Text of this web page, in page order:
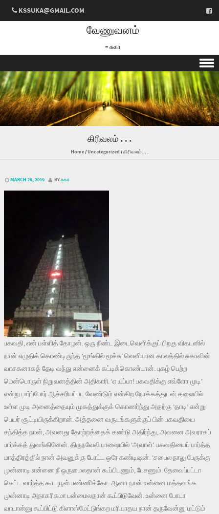
KSSUKA@GMAIL.COM
வேணுவனம்
– சுகா
Skip to content
கிரிவலம் . . .
Home/Uncategorized /கிரிவலம் . . .
MARCH 28, 2019 BYசுகா
பகவதி, என் பள்ளித் தோழன். ஒரு நீண்ட இடைவெளிக்குப் பிறகு விகடனில்
நான் எழுதிக் கொண்டிருந்த ‘மூங்கில் மூச்சு’ வெளியான காலத்தில் சுகாவின்
வாசகனாகத் தேடி வந்து என்னைக் கட்டிக்கொண்டான். புகழ் பெற்ற
மென்பொருள் நிறுவனத்தின் அதிகாரி. ‘ஏ யப்பா! பகவதிக்கு எவ்ளோ முடி’
என்று பார்ப்போர் ஆச்சரியப்பட வேண்டும் என்கிற நோக்கத்துடன் தலையில்
உள்ள முடி அனைத்தையும் முகத்துக்குக் கொணர்ந்து அதற்கு ‘தாடி’ என்று
பெயர் சூட்டியிருக்கிறான். அத்தனை வருடங்களுக்குப் பின் பகவதியை
சந்தித்த நான், அவனது தோற்றத்தைக் கண்டு அதிர்ந்து, அவனை அவராகப்
பார்க்கத் துவங்கினேன். திருநவேலி பாஷையில் ‘அவாள்’. பகவதியைப் பார்த்த
மாத்திரத்தில் நான் அவனுக்கு போட்ட ஒரே கண்டிஷன். ‘சபைல நாலு பேருக்கு
முன்னாடி என்னை நீ ஒருமைலதான் கூப்பிடணும், பேசணும். தேவைப்பட்டா
கெட்ட வார்த்த கூட யூஸ் பண்ணிக்கோ. ஆனா நான் உன்னை மத்தவங்க
முன்னாடி அநாகரிகமா பன்மைலதான் கூப்பிடுவேன். உன்னை போடா
வாடான்னு கூப்பிட்டு கிளாஸ்மேட்டுங்கற மரியாதய நான் தருவேன்னு மட்டும்